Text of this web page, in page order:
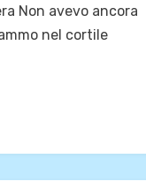
Non avevo ancora
nel cortile